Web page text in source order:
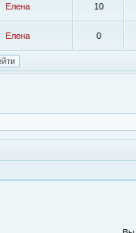
Елена 10
Елена 0